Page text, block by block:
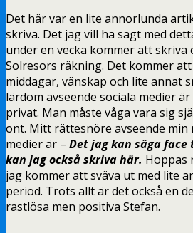
Det här var en lite annorlunda
skriva. Det jag vill ha sagt med
under en vecka kommer att skriva
Solresors räkning. Det kommer
middagar, vänskap och lite annat
lärdom avseende sociala medier
privat. Man måste våga vara sig
ont. Mitt rättesnöre avseende min
medier är – Det jag kan säga
kan jag också skriva här. Hoppas
jag kommer att sväva ut med lite
period. Trots allt är det också en
rastlösa men positiva Stefan.